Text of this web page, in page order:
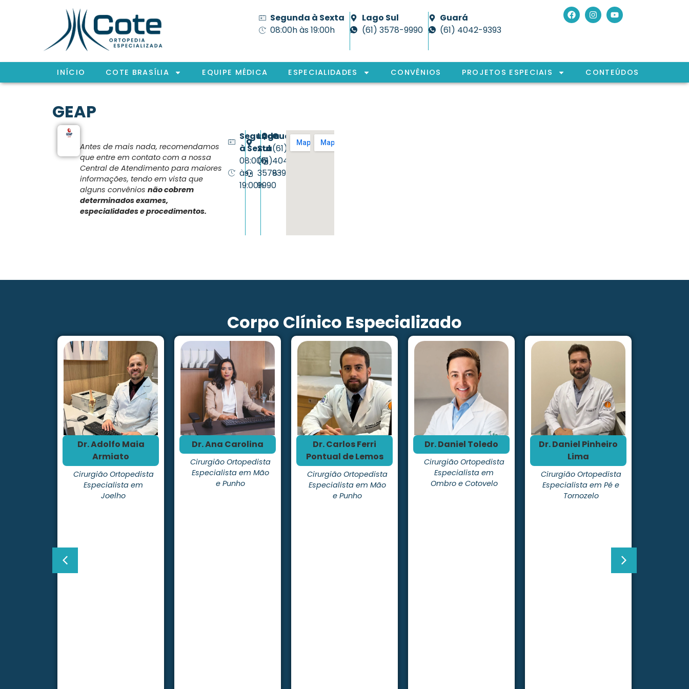
Segunda à Sexta
08:00h às 19:00h
Lago Sul
(61) 3578-9990
Guará
(61) 4042-9393
INÍCIO COTE BRASÍLIA EQUIPE MÉDICA ESPECIALIDADES CONVÊNIOS PROJETOS ESPECIAIS CONTEÚDOS
GEAP
Antes de mais nada, recomendamos
que entre em contato com a nossa
Central de Atendimento para maiores
informações, tendo em vista que
alguns convênios não cobrem
determinados exames,
especialidades e procedimentos.
Segunda
à Sexta
08:00h
às
19:00h
Lago
Sul
(61)
3578-
9990
Guará
(61)
4042-
9393
Corpo Clínico Especializado
Dr. Adolfo Maia
Armiato
Cirurgião Ortopedista
Especialista em
Joelho
Dr. Ana Carolina
Cirurgião Ortopedista
Especialista em Mão
e Punho
Dr. Carlos Ferri
Pontual de Lemos
Cirurgião Ortopedista
Especialista em Mão
e Punho
Dr. Daniel Toledo
Cirurgião Ortopedista
Especialista em
Ombro e Cotovelo
Dr. Daniel Pinheiro
Lima
Cirurgião Ortopedista
Especialista em Pé e
Tornozelo